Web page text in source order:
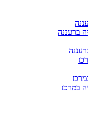
ברעננה
במרכז